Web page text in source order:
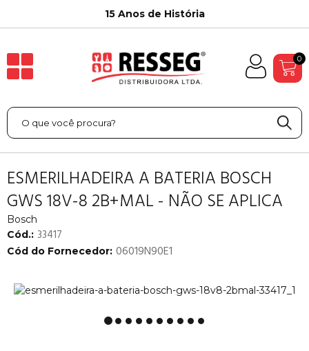
15 Anos de História
0
ESMERILHADEIRA A BATERIA BOSCH
GWS 18V-8 2B+MAL - NÃO SE APLICA
Bosch
Cód.: 33417
Cód do Fornecedor: 06019N90E1